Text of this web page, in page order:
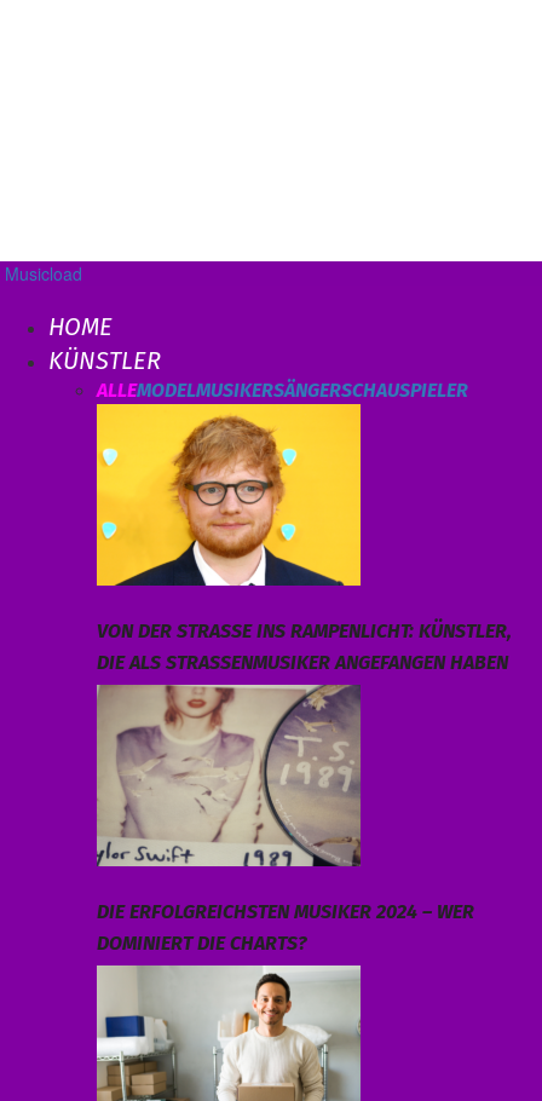
Musicload
HOME
KÜNSTLER
ALLEMODELMUSIKERSÄNGERSCHAUSPIELER
VON DER STRASSE INS RAMPENLICHT: KÜNSTLER, D
IE ALS STRASSENMUSIKER ANGEFANGEN HABEN
DIE ERFOLGREICHSTEN MUSIKER 2024 – WER
DOMINIERT DIE CHARTS?